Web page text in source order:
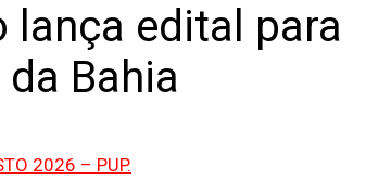
lança edital para
Bahia